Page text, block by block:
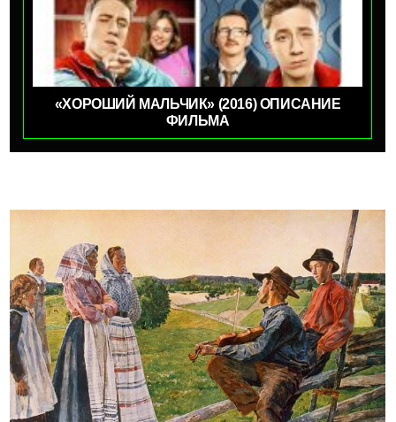
«ХОРОШИЙ МАЛЬЧИК» (2016) ОПИСАНИЕ
ФИЛЬМА